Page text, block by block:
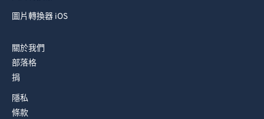
圖片轉換器 iOS
關於我們
部落格
捐
隱私
條款